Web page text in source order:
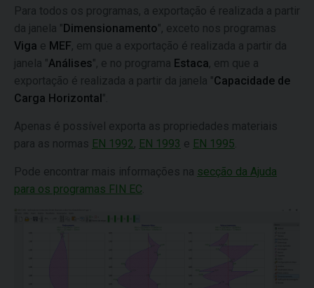
Para todos os programas, a exportação é realizada a partir
da janela "Dimensionamento", exceto nos programas
Viga e MEF, em que a exportação é realizada a partir da
janela "Análises", e no programa Estaca, em que a
exportação é realizada a partir da janela "Capacidade de
Carga Horizontal".
Apenas é possível exporta as propriedades materiais
para as normas EN 1992, EN 1993 e EN 1995
Pode encontrar mais informações na secção da Ajuda
para os programas FIN EC